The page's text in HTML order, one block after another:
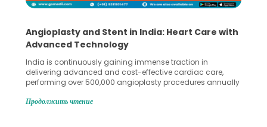
Angioplasty and Stent in India: Heart Care with
Advanced Technology
India is continuously gaining immense traction in
delivering advanced and cost-effective cardiac care,
performing over 500,000 angioplasty procedures annually
globe are searching for treatments like angioplasty and
Продолжить чтение